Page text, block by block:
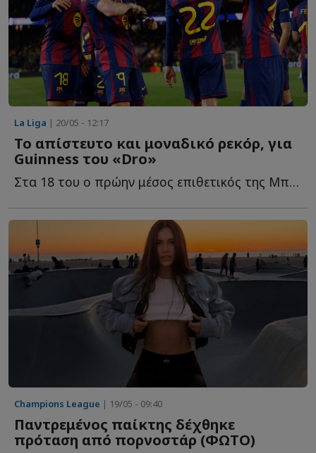
La Liga | 20/05 - 12:17
Το απίστευτο και μοναδικό ρεκόρ, για
Guinness του «Dro»
Στα 18 του ο πρώην μέσος επιθετικός της Μπαρτσελόνα Π...
Champions League | 19/05 - 09:40
Παντρεμένος παίκτης δέχθηκε
πρόταση από πορνοστάρ (ΦΩΤΟ)